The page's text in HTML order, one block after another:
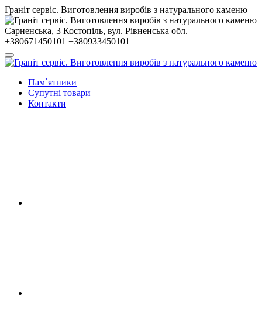
Гранiт сервiс. Виготовлення виробів з натурального каменю
Сарненська, 3 Костопiль, вул. Рiвненська обл.
+380671450101 +380933450101
Пам`ятники
Супутні товари
Контакти